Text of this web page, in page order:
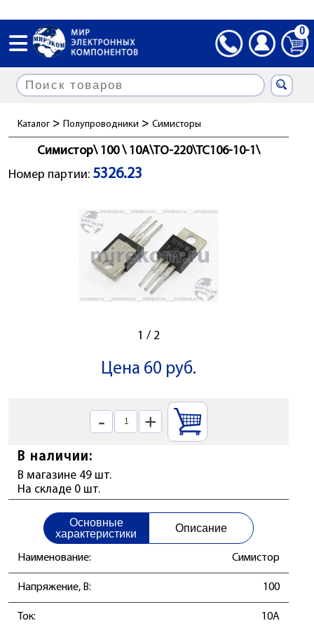
0
Каталог > Полупроводники > Симисторы
Симистор\ 100 \ 10А\TO-220\ТС106-10-1\
Номер партии: 5326.23
1 / 2
Цена 60 руб.
- +
В наличии:
В магазине 49 шт.
На складе 0 шт.
Основные
характеристики
Описание
Наименование: Симистор
Напряжение, В: 100
Ток: 10А